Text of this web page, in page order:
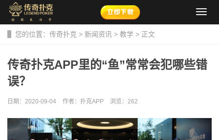
导
您的位置： 传奇扑克 > 新闻资讯 > 教学 > 正文
传奇扑克APP里的“鱼”常常会犯哪些错
误？
日期：2020-09-04 作者：扑克APP 浏览： 262